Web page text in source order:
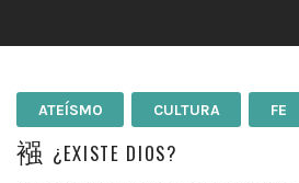
ATEÍSMO CULTURA FE
¿EXISTE DIOS?